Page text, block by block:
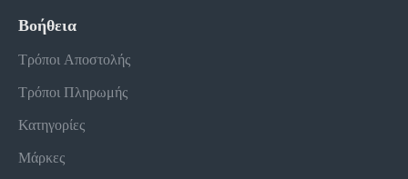
Βοήθεια
Τρόποι Αποστολής
Τρόποι Πληρωμής
Κατηγορίες
Μάρκες